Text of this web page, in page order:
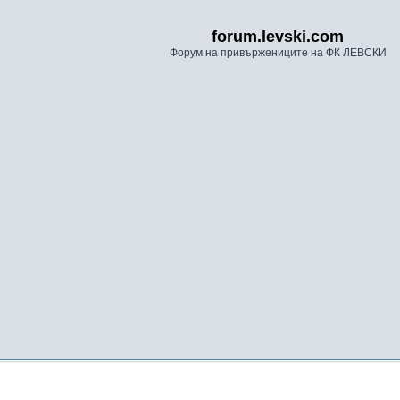
forum.levski.com
Форум на привържениците на ФК ЛЕВСКИ